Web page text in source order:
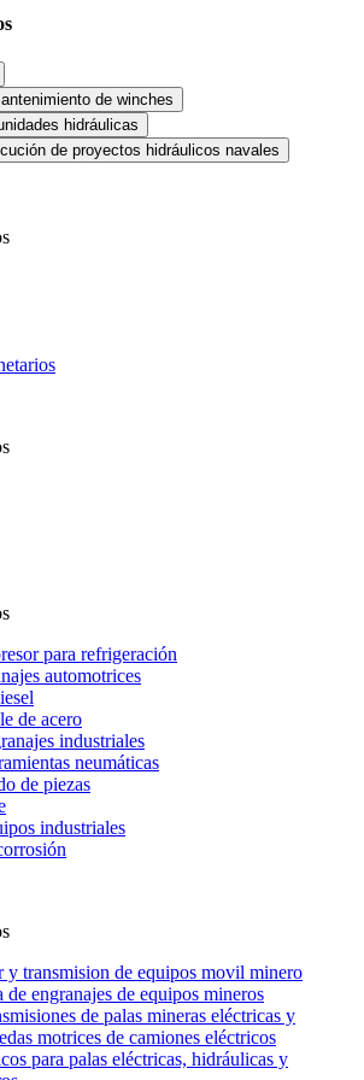
de winches
hidráulicas
Desarrollo y ejecución de proyectos hidráulicos navales
para refrigeración
automotrices
de acero
industriales
neumáticas
de piezas
industriales
y transmision de equipos movil minero
de engranajes de equipos mineros
de palas mineras eléctricas y
motrices de camiones eléctricos
para palas eléctricas, hidráulicas y